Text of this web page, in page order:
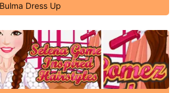
Dress Up